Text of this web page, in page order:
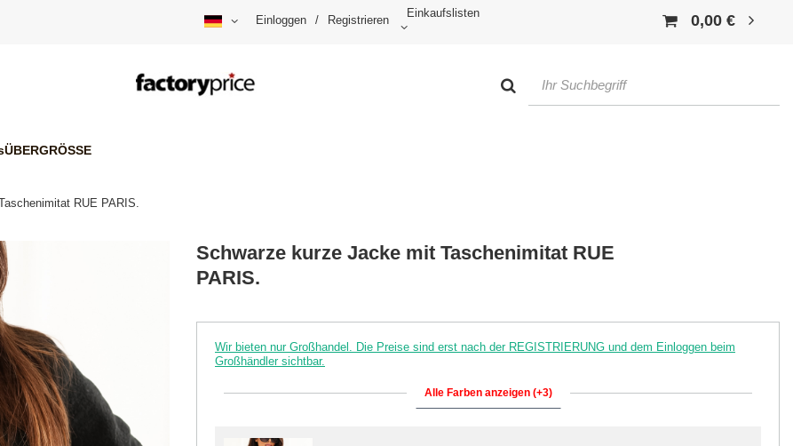
Einloggen / Registrieren
Einkaufslisten 0,00 €
ÜBERGRÖSSE
RUE PARIS.
Schwarze kurze Jacke mit Taschenimitat RUE
PARIS.
Wir bieten nur Großhandel. Die Preise sind erst nach der REGISTRIERUNG und dem Einloggen beim
Großhändler sichtbar.
Alle Farben anzeigen (+3)